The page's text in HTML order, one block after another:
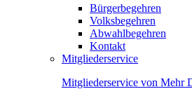
Bürgerbegehren
Volksbegehren
Abwahlbegehren
Kontakt
Mitgliederservice
Mitgliederservice von Mehr